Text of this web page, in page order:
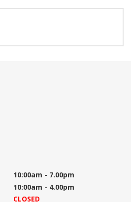
10:00am - 7.00pm
10:00am - 4.00pm
CLOSED